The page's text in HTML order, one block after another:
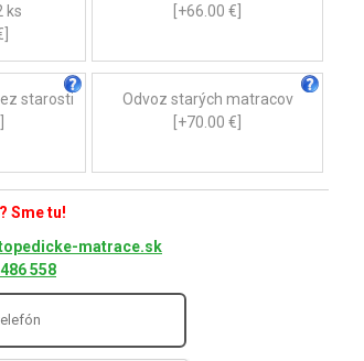
ks
[+66.00 €]
starosti
Odvoz starých matracov
[+70.00 €]
Sme tu!
matrace.sk
558